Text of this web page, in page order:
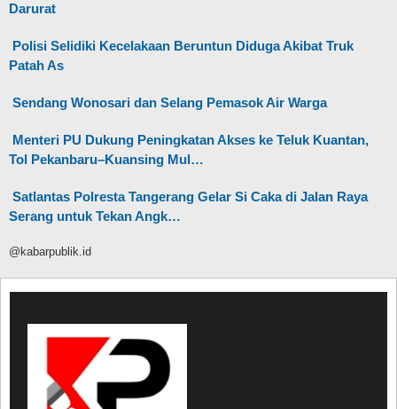
Darurat
Polisi Selidiki Kecelakaan Beruntun Diduga Akibat Truk
Patah As
Sendang Wonosari dan Selang Pemasok Air Warga
Menteri PU Dukung Peningkatan Akses ke Teluk Kuantan,
Tol Pekanbaru–Kuansing Mul…
Satlantas Polresta Tangerang Gelar Si Caka di Jalan Raya
Serang untuk Tekan Angk…
@kabarpublik.id